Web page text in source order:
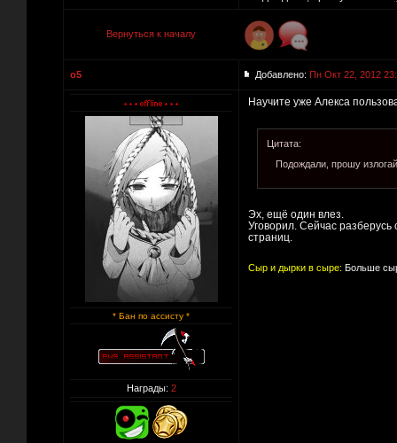
Вернуться к началу
o5 Добавлено: Пн Окт 22, 2012
* Бан по ассисту *
Награды: 2
Научите уже Алекса
Цитата:
Подождали, прошу
Эх, ещё один влез.
Уговорил. Сейчас
страниц.
Сыр и дырки в сыре: Больше